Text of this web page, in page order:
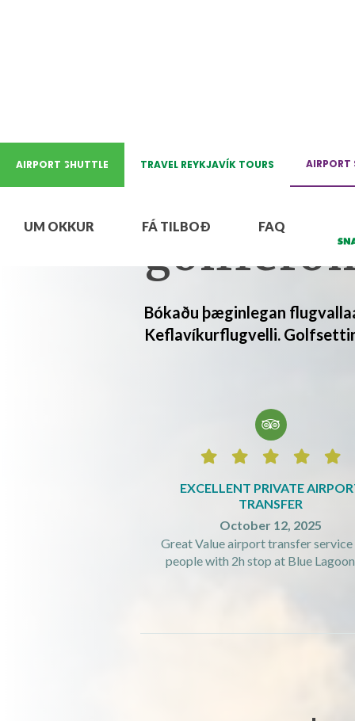
AIRPORT SHUTTLE TRAVEL REYKJAVÍK TOURS AIRPORT
UM OKKUR FÁ TILBOÐ FAQ
Bókaðu þæginlegan
Keflavíkurflugvelli.

    
EXCELLENT PRIVATE
TRANSFER
October 12, 2025
Great Value airport transfer
people with 2h stop at Blue